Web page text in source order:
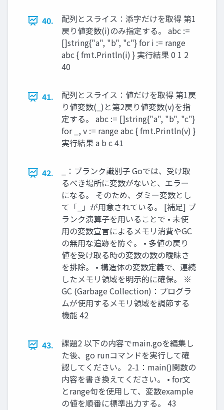
40.
配列とスライス：添字だけを取得 第1
戻り値変数(i)のみ指定する。 abc :=
[]string{"a", "b", "c"} for i := range
abc { fmt.Println(i) } 実行結果 0 1 2
40
41.
配列とスライス：値だけを取得 第1戻
り値変数(_)と第2戻り値変数(v)を指
定する。 abc := []string{"a", "b", "c"}
for _, v := range abc { fmt.Println(v) }
実行結果 a b c 41
42.
_：ブランク識別子 Goでは、受け取
るべき場所に変数がないと、エラー
になる。 そのため、ダミー変数とし
て「_」が用意されている。 [補足] ブ
ランク演算子を用いることで • 未使
用の変数宣言によるメモリ消費やGC
の無用な追跡を防ぐ。 • 多値の戻り
値を受け取る時の変数の数の曖昧さ
を排除。 • 構造体の変数定義で、連続
したメモリ領域を明示的に確保。 ※
GC (Garbage Collection)：プログラ
ムが使用するメモリ領域を調節する
機能 42
43.
課題2 以下の内容でmain.goを編集し
た後、go runコマンドを実行して確
認してください。 2-1：main()関数の
内容を書き換えてください。 • for文
とrange句を使用して、変数example
の値を順番に標準出力する。 43